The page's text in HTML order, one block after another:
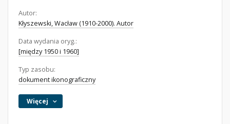
Autor:
Kłyszewski, Wacław (1910-2000). Autor
Data wydania oryg.:
[między 1950 i 1960]
Typ zasobu:
dokument ikonograficzny
Więcej